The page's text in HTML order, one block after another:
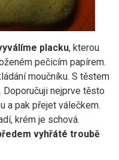
placku, kterou
pečicím papírem.
moučníku. S těstem
Doporučuji nejprve těsto
a pak přejet válečkem.
krém je schová.
vyhřáté troubě